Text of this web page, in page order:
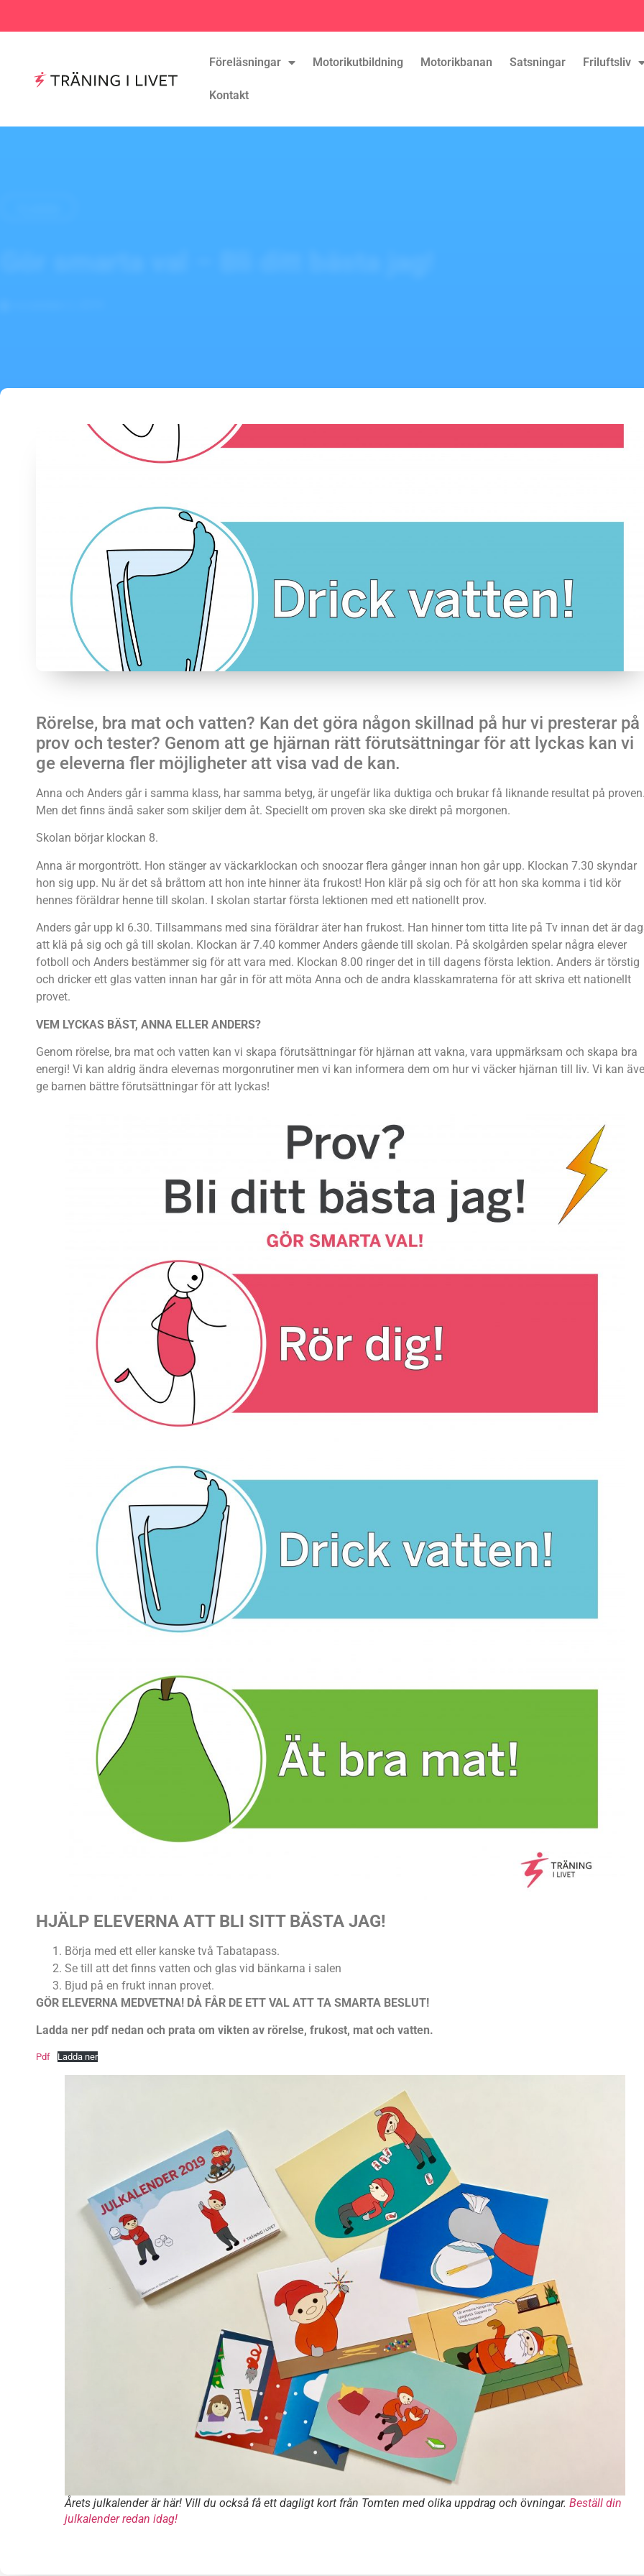
Föreläsningar Motorikutbildning Motorikbanan Satsningar Friluftsliv
Kontakt
Rörelse, bra mat och vatten? Kan det göra någon skillnad på hur vi presterar på
prov och tester? Genom att ge hjärnan rätt förutsättningar för att lyckas kan vi
ge eleverna fler möjligheter att visa vad de kan.
Anna och Anders går i samma klass, har samma betyg, är ungefär lika duktiga och brukar få liknande resultat på
Men det finns ändå saker som skiljer dem åt. Speciellt om proven ska ske direkt på morgonen.
Skolan börjar klockan 8.
Anna är morgontrött. Hon stänger av väckarklockan och snoozar flera gånger innan hon går upp. Klockan 7.30 skyndar
hon sig upp. Nu är det så bråttom att hon inte hinner äta frukost! Hon klär på sig och för att hon ska komma i tid kör
hennes föräldrar henne till skolan. I skolan startar första lektionen med ett nationellt prov.
Anders går upp kl 6.30. Tillsammans med sina föräldrar äter han frukost. Han hinner tom titta lite på Tv innan det är
att klä på sig och gå till skolan. Klockan är 7.40 kommer Anders gående till skolan. På skolgården spelar några elever
fotboll och Anders bestämmer sig för att vara med. Klockan 8.00 ringer det in till dagens första lektion. Anders är törstig
och dricker ett glas vatten innan har går in för att möta Anna och de andra klasskamraterna för att skriva ett nationellt
provet.
VEM LYCKAS BÄST, ANNA ELLER ANDERS?
Genom rörelse, bra mat och vatten kan vi skapa förutsättningar för hjärnan att vakna, vara uppmärksam och skapa bra
energi! Vi kan aldrig ändra elevernas morgonrutiner men vi kan informera dem om hur vi väcker hjärnan till liv. Vi kan
ge barnen bättre förutsättningar för att lyckas!
HJÄLP ELEVERNA ATT BLI SITT BÄSTA JAG!
Börja med ett eller kanske två Tabatapass.
Se till att det finns vatten och glas vid bänkarna i salen
Bjud på en frukt innan provet.
GÖR ELEVERNA MEDVETNA! DÅ FÅR DE ETT VAL ATT TA SMARTA BESLUT!
Ladda ner pdf nedan och prata om vikten av rörelse, frukost, mat och vatten.
Pdf Ladda ner
Årets julkalender är här! Vill du också få ett dagligt kort från Tomten med olika uppdrag och övningar. Beställ din
julkalender redan idag!